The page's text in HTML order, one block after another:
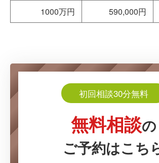
1000万円
590,000円
初回相談30分無料
無料相談の
ご予約はこち